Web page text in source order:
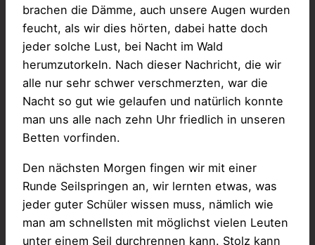
brachen die Dämme, auch unsere Augen wurden
feucht, als wir dies hörten, dabei hatte doch
jeder solche Lust, bei Nacht im Wald
herumzutorkeln. Nach dieser Nachricht, die wir
alle nur sehr schwer verschmerzten, war die
Nacht so gut wie gelaufen und natürlich konnte
man uns alle nach zehn Uhr friedlich in unseren
Betten vorfinden.
Den nächsten Morgen fingen wir mit einer
Runde Seilspringen an, wir lernten etwas, was
jeder guter Schüler wissen muss, nämlich wie
man am schnellsten mit möglichst vielen Leuten
unter einem Seil durchrennen kann. Stolz kann